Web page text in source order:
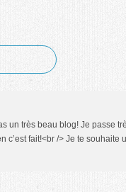
un très beau blog! Je passe
c’est fait!<br /> Je te souhaite